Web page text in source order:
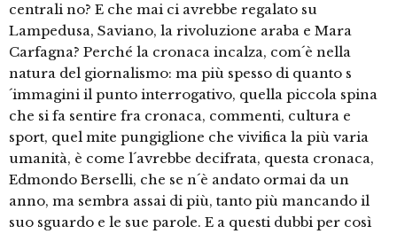
centrali no? E che mai ci avrebbe regalato su
Lampedusa, Saviano, la rivoluzione araba e Mara
Carfagna? Perché la cronaca incalza, com´è nella
natura del giornalismo: ma più spesso di quanto s
´immagini il punto interrogativo, quella piccola spina
che si fa sentire fra cronaca, commenti, cultura e
sport, quel mite pungiglione che vivifica la più varia
umanità, è come l´avrebbe decifrata, questa cronaca,
Edmondo Berselli, che se n´è andato ormai da un
anno, ma sembra assai di più, tanto più mancando il
suo sguardo e le sue parole. E a questi dubbi per così